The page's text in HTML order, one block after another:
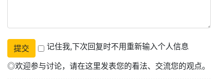
记住我,下次回复时不用重新输入个人信息
◎欢迎参与讨论，请在这里发表您的看法、交流您的观点。